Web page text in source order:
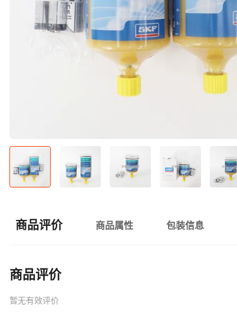
商品评价 商品属性 包装信息
商品评价
暂无有效评价